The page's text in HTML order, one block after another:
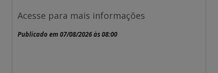
Acesse para mais informações
Publicado em 07/08/2026 às 08:00